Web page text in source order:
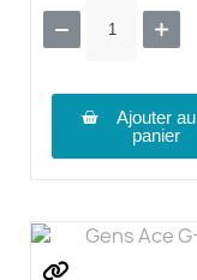
Ajouter au
panier